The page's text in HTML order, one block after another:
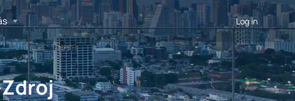
Log in